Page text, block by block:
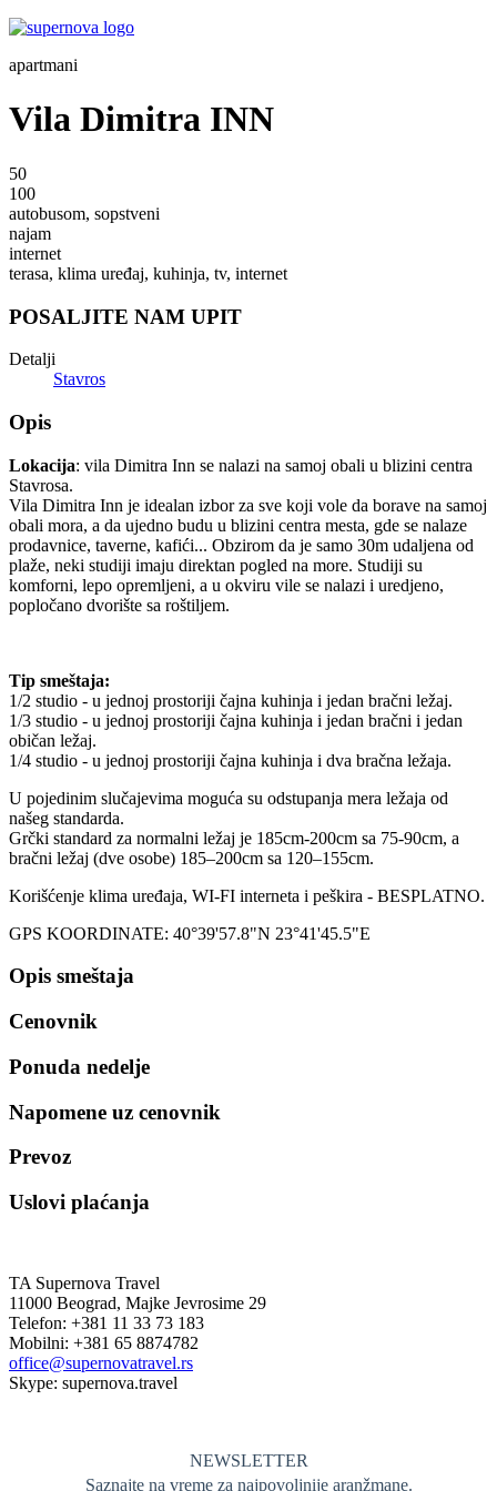
apartmani
Vila Dimitra INN
50
100
autobusom, sopstveni
najam
internet
terasa, klima uređaj, kuhinja, tv, internet
POSALJITE NAM UPIT
Detalji
Stavros
Opis
Lokacija: vila Dimitra Inn se nalazi na samoj obali u blizini centra
Stavrosa.
Vila Dimitra Inn je idealan izbor za sve koji vole da borave na samoj
obali mora, a da ujedno budu u blizini centra mesta, gde se nalaze
prodavnice, taverne, kafići... Obzirom da je samo 30m udaljena od
plaže, neki studiji imaju direktan pogled na more. Studiji su
komforni, lepo opremljeni, a u okviru vile se nalazi i uredjeno,
popločano dvorište sa roštiljem.
Tip smeštaja:
1/2 studio - u jednoj prostoriji čajna kuhinja i jedan bračni ležaj.
1/3 studio - u jednoj prostoriji čajna kuhinja i jedan bračni i jedan
običan ležaj.
1/4 studio - u jednoj prostoriji čajna kuhinja i dva bračna ležaja.
U pojedinim slučajevima moguća su odstupanja mera ležaja od
našeg standarda.
Grčki standard za normalni ležaj je 185cm-200cm sa 75-90cm, a
bračni ležaj (dve osobe) 185–200cm sa 120–155cm.
Korišćenje klima uređaja, WI-FI interneta i peškira - BESPLATNO.
GPS KOORDINATE: 40°39'57.8"N 23°41'45.5"E
Opis smeštaja
Cenovnik
Ponuda nedelje
Napomene uz cenovnik
Prevoz
Uslovi plaćanja
TA Supernova Travel
11000 Beograd, Majke Jevrosime 29
Telefon: +381 11 33 73 183
Mobilni: +381 65 8874782
office@supernovatravel.rs
Skype: supernova.travel
NEWSLETTER
Saznajte na vreme za najpovoljnije aranžmane.